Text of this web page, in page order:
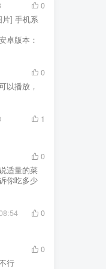
0
] 手机系
0
以播放，
1
0
适量的菜
你吃多少
0
0
行